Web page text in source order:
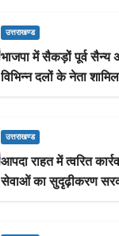
उत्तराखण्ड
भाजपा में सैकड़ों पूर्व सैन्य
विभिन्न दलों के नेता
2027 में जीत की हैट्रिक
उत्तराखण्ड
आपदा राहत में त्वरित
सेवाओं का सुदृढ़ीकरण
प्राथमिकता: मदन कौशिक